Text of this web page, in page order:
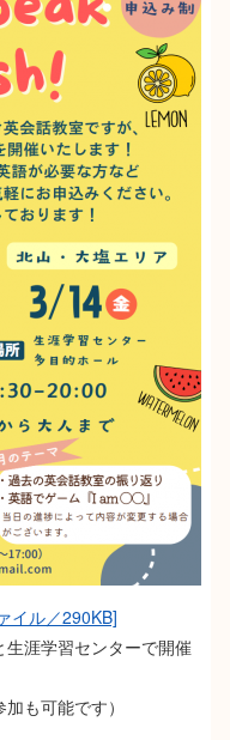
イル／290KB]
涯学習センターで開催
も可能です）